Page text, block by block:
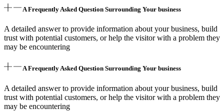
A Frequently Asked Question Surrounding Your business
A detailed answer to provide information about your business, build
trust with potential customers, or help the visitor with a problem they
may be encountering
A Frequently Asked Question Surrounding Your business
A detailed answer to provide information about your business, build
trust with potential customers, or help the visitor with a problem they
may be encountering